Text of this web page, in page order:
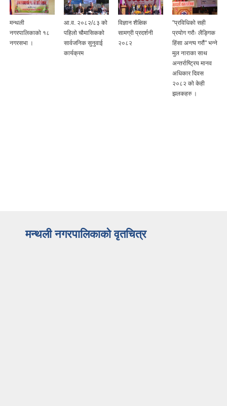
मन्थली
नगरपालिकाको १८
नगरसभा ।
आ.व. २०८२/८३ को
पहिलो चौमासिकको
सार्वजनिक सुनुवाई
कार्यक्रम
विज्ञान शैक्षिक
सामग्री प्रदर्शनी
२०८२
"प्रविधिको सही
प्रयोग गरौः लैङ्गिक
हिंसा अन्त्य गरौं" भन्ने
मुल नाराका साथ
अन्तर्राष्ट्रिय मानव
अधिकार दिवस
२०८२ को केही
झलकहरु ।
मन्थली नगरपालिकाको वृतचित्र